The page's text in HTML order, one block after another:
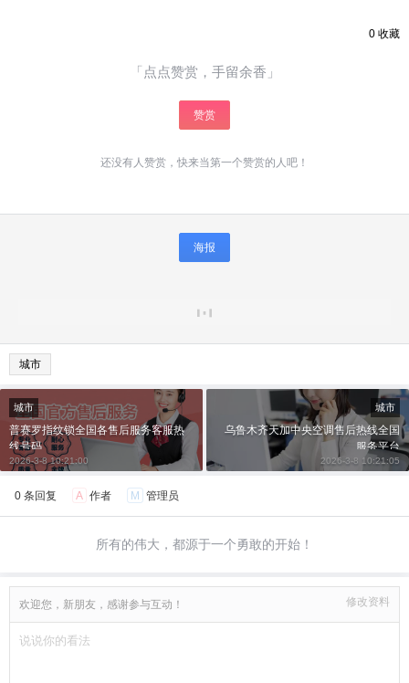
0 收藏
「点点赞赏，手留余香」
赞赏
还没有人赞赏，快来当第一个赞赏的人吧！
海报
城市
城市
普赛罗指纹锁全国各售后服务客服热
线号码
2026-3-8 10:21:00
城市
乌鲁木齐天加中央空调售后热线全国
服务平台
2026-3-8 10:21:05
0 条回复 A 作者 M 管理员
所有的伟大，都源于一个勇敢的开始！
欢迎您，新朋友，感谢参与互动！ 修改资料